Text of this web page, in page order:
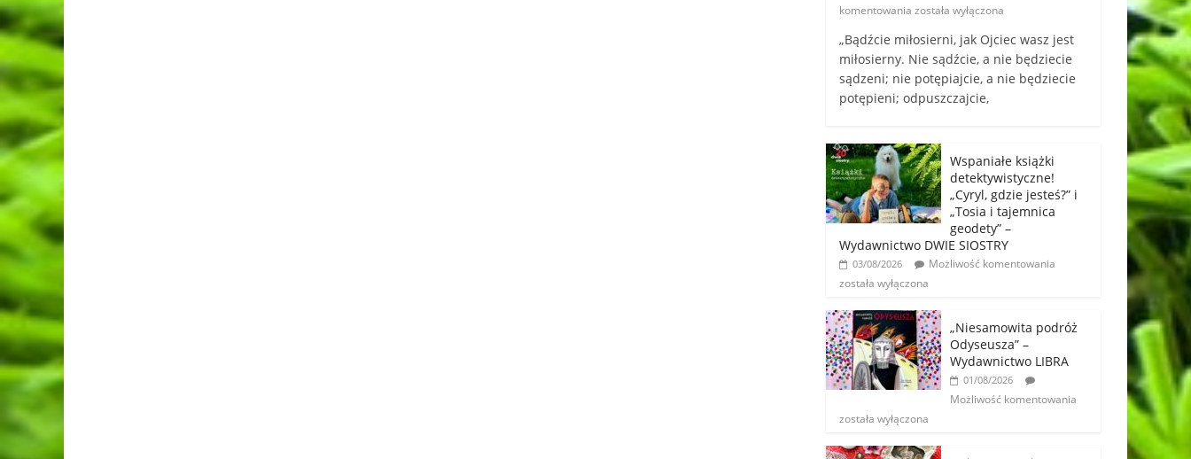
komentowania została wyłączona
„Bądźcie miłosierni, jak Ojciec wasz jest
miłosierny. Nie sądźcie, a nie będziecie
sądzeni; nie potępiajcie, a nie będziecie
potępieni; odpuszczajcie,
Wspaniałe książki
detektywistyczne!
„Cyryl, gdzie jesteś?” i
„Tosia i tajemnica
geodety” –
Wydawnictwo DWIE SIOSTRY
03/08/2026
Możliwość komentowania
została wyłączona
„Niesamowita podróż
Odyseusza” –
Wydawnictwo LIBRA
01/08/2026
Możliwość komentowania
została wyłączona